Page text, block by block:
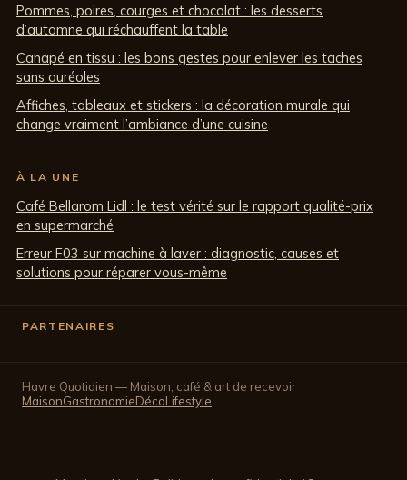
Pommes, poires, courges et chocolat : les desserts
d’automne qui réchauffent la table
Canapé en tissu : les bons gestes pour enlever les taches
sans auréoles
Affiches, tableaux et stickers : la décoration murale qui
change vraiment l’ambiance d’une cuisine
À LA UNE
Café Bellarom Lidl : le test vérité sur le rapport qualité-prix
en supermarché
Erreur F03 sur machine à laver : diagnostic, causes et
solutions pour réparer vous-même
PARTENAIRES
Havre Quotidien — Maison, café & art de recevoir
MaisonGastronomieDécoLifestyle